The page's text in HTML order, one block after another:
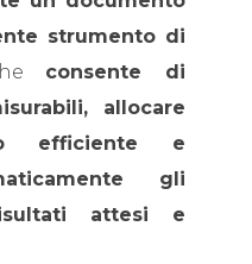
strumento di
consente di
allocare
efficiente e
gli
attesi e